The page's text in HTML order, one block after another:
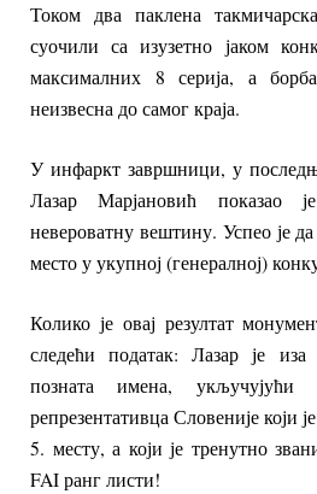
Током два паклена
суочили са изузетно јаком
максималних 8 серија, а
неизвесна до самог краја.
У инфаркт завршници, у
Лазар Марјановић показао
невероватну вештину. Успео је
место у укупној (генералној)
Колико је овај резултат
следећи податак: Лазар је иза
позната имена,
репрезентативца Словеније који
5. месту, а који је тренутно
FAI ранг листи!